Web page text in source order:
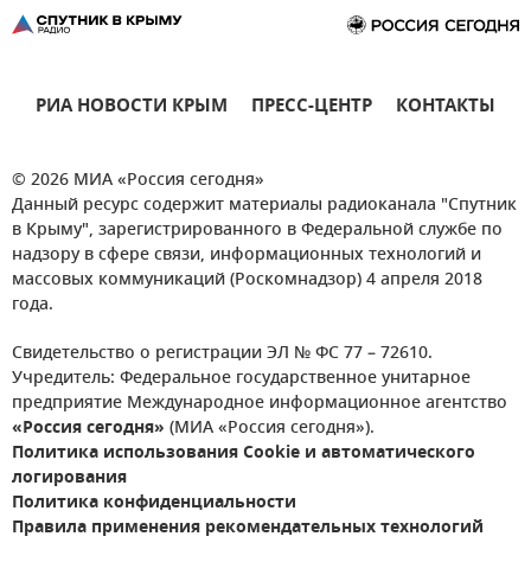
РИА НОВОСТИ КРЫМ ПРЕСС-ЦЕНТР КОНТАКТЫ
© 2026 МИА «Россия сегодня»
Данный ресурс содержит материалы радиоканала "Спутник
в Крыму", зарегистрированного в Федеральной службе по
надзору в сфере связи, информационных технологий и
массовых коммуникаций (Роскомнадзор) 4 апреля 2018
года.
Свидетельство о регистрации ЭЛ № ФС 77 – 72610.
Учредитель: Федеральное государственное унитарное
предприятие Международное информационное агентство
«Россия сегодня» (МИА «Россия сегодня»).
Политика использования Cookie и автоматического
логирования
Политика конфиденциальности
Правила применения рекомендательных технологий